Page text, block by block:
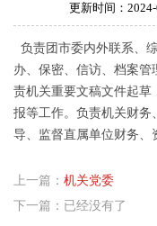
更新时间：
负责团市委内外联系、
办、保密、信访、档案管
责机关重要文稿文件起草
报等工作。负责机关财务
导、监督直属单位财务、
上一篇： 机关党委
下一篇：已经没有了